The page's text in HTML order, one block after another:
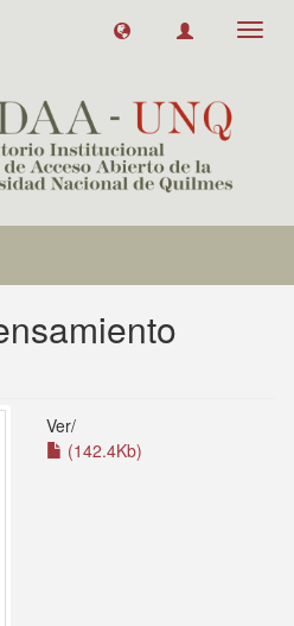
Ver/
(142.4Kb)